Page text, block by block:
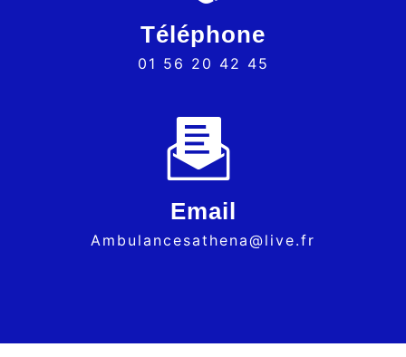
Téléphone
01 56 20 42 45
Email
ambulancesathena@live.fr